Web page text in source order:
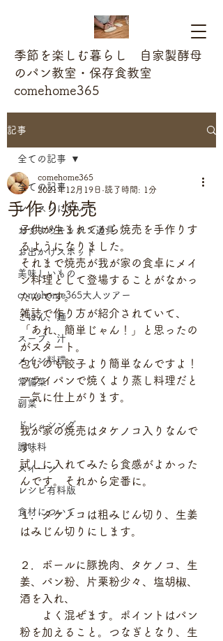
季節を楽しむ暮らし 自家製酵母
のパン教室・保存食教室
comehome365
記事
全ての記事
レッスンについて
おすすめキッチン道具
お出かけスポット
美味しいもの
comehome365大人ツアー
ごはん、麺
スープ、汁
メイン料理
常備菜
副菜
ドレッシング
調味料
スイーツ
レシピ有料版
食材について
全ての記事
手作り焼売
comehome365
2021年12月19日 読了時間: 1分
子供が生まれてから焼売を手作りす
るようになりました。
それまで焼売が我が家の食卓にメイ
ン料理として登場することがなかっ
たんです。
雑誌で作り方が紹介されていて、
「あれ、簡単じゃん！」と思ったの
がスタート。
包むのも餃子より簡単なんですよ！
フライパンで焼くより蒸し料理だと
一気に仕上がります。
我が家の焼売はタケノコ入りなんで
す。
試しに入れてみたら食感がよかった
んです。それから定番に。
１．タケノコは粗みじん切り、生姜
はみじん切りにします。
２．ボールに豚挽肉、タケノコ、生
姜、パン粉、片栗粉少々、塩胡椒、
酒を入れ、
よく混ぜます。ポイントはパン
粉を加えること。つなぎとなり、生